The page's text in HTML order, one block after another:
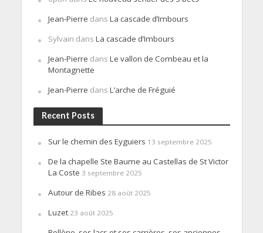
Jean-Pierre dans La cascade d’Imbours
Sylvain dans La cascade d’Imbours
Jean-Pierre dans Le vallon de Combeau et la
Montagnette
Jean-Pierre dans L’arche de Fréguié
Recent Posts
Sur le chemin des Eyguiers 13 septembre 2025
De la chapelle Ste Baume au Castellas de St Victor
La Coste 3 septembre 2025
Autour de Ribes 28 août 2025
Luzet 23 août 2025